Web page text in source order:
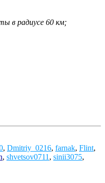
в радиусе 60 км;
, Dmitriy_0216, farnak, Flint,
, shvetsov0711 , sinii3075,